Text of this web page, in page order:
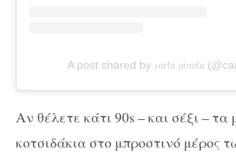
A post shared by 𝔠𝔞𝔯𝔩𝔞 𝔤𝔦𝔫𝔬𝔩𝔞
Αν θέλετε κάτι 90s – και σέξι – τα
κοτσιδάκια στο μπροστινό μέρος